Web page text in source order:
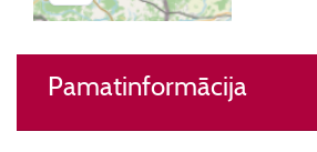
Pamatinformācija